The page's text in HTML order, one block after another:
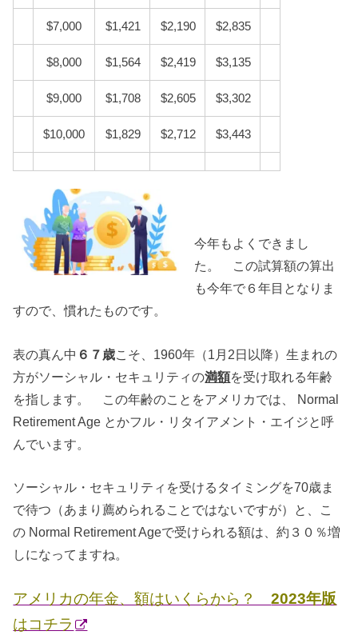
$7,000 $1,421 $2,190 $2,835
$8,000 $1,564 $2,419 $3,135
$9,000 $1,708 $2,605 $3,302
$10,000 $1,829 $2,712 $3,443
今年もよくできまし
た。 この試算額の算出
も今年で６年目となりま
すので、慣れたものです。
表の真ん中 ６７歳 こそ、1960年（1月2日以降）生まれの
方がソーシャル・セキュリティの満額を受け取れる年齢
を指します。 この年齢のことをアメリカでは、 Normal
Retirement Age とかフル・リタイアメント・エイジと呼
んでいます。
ソーシャル・セキュリティを受けるタイミングを70歳ま
で待つ（あまり薦められることではないですが）と、こ
の Normal Retirement Ageで受けられる額は、約３０％増
しになってますね。
アメリカの年金、額はいくらから？2023年版
はコチラ